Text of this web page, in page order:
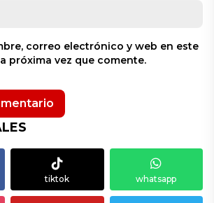
correo electrónico y web en este
próxima vez que comente.
tiktok whatsapp